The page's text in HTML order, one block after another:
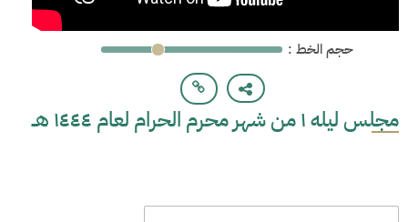
: حجم الخط
مجلس ليله ١ من شهر محرم الحرام لعام ١٤٤٤ هــ